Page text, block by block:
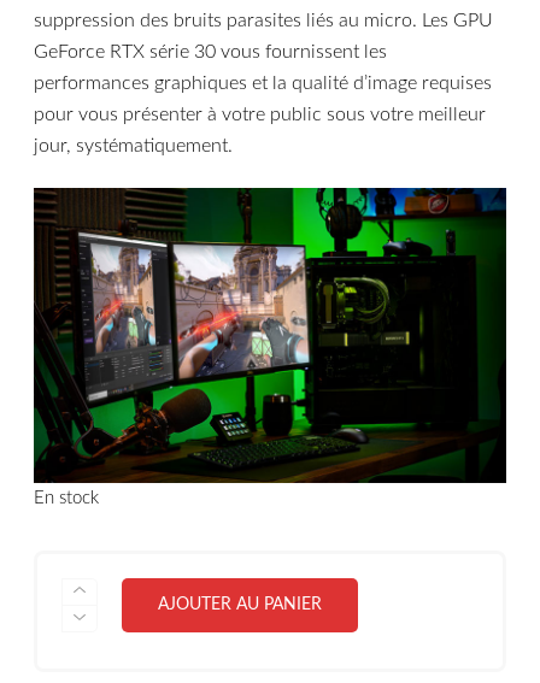
suppression des bruits parasites liés au micro. Les GPU
GeForce RTX série 30 vous fournissent les
performances graphiques et la qualité d’image requises
pour vous présenter à votre public sous votre meilleur
jour, systématiquement.
En stock
QUANTITÉ
AJOUTER AU PANIER